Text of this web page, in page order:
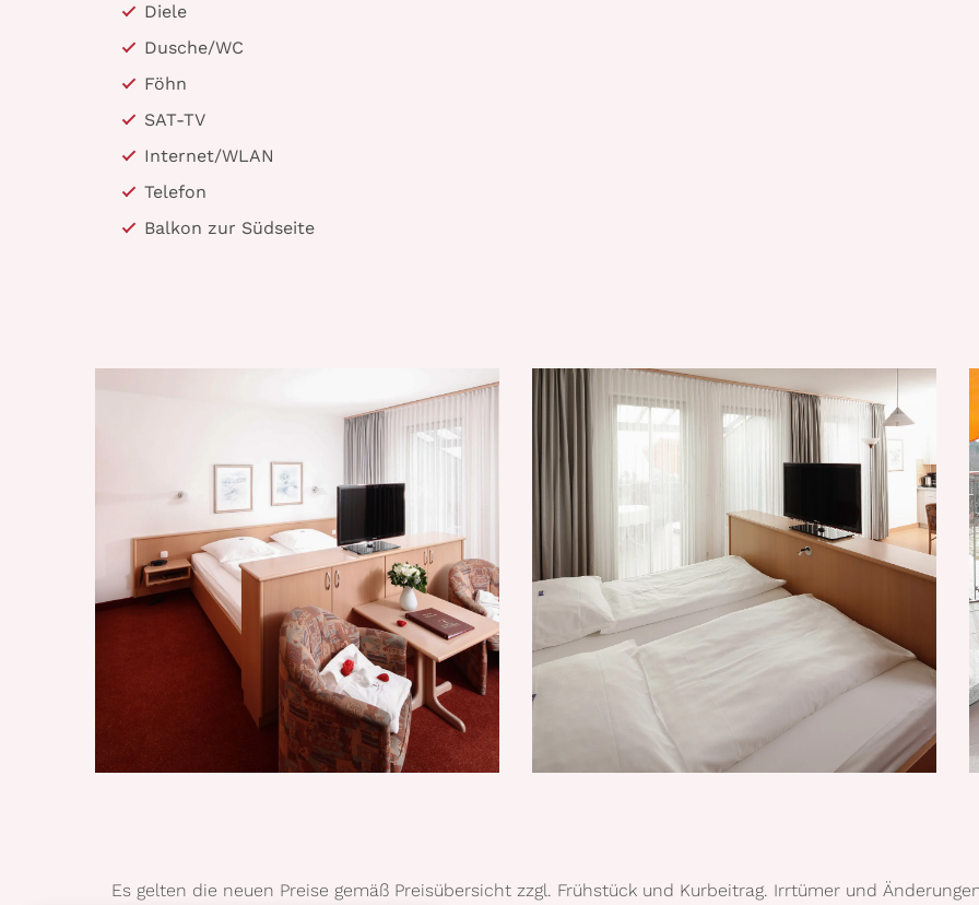
Diele
Dusche/WC
Föhn
SAT-TV
Internet/WLAN
Telefon
Balkon zur Südseite
Es gelten die neuen Preise gemäß Preisübersicht zzgl. Frühstück und Kurbeitrag. Irrtümer und